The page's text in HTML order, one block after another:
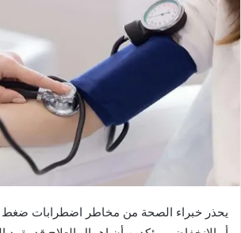
يحذر خبراء الصحة من مخاطر اضطرابات ضغط